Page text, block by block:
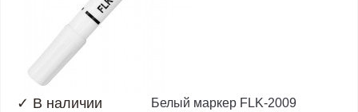
✓ В наличии Белый маркер FLK-2009